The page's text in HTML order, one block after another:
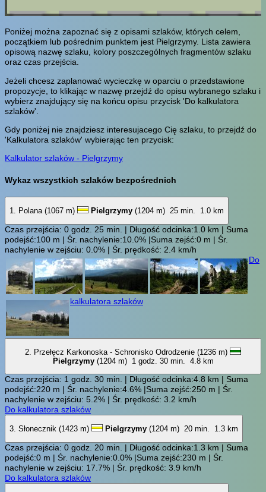
Poniżej można zapoznać się z opisami szlaków, których celem,
początkiem lub pośrednim punktem jest Pielgrzymy. Lista zawiera
opisową nazwę szlaku, kolory poszczególnych fragmentów szlaku
oraz czas przejścia.
Jeżeli chcesz zaplanować wycieczkę w oparciu o przedstawione
propozycje, to klikając w nazwę przejdź do opisu wybranego szlaku i
wybierz znajdujący się na końcu opisu przycisk 'Do kalkulatora
szlaków'.
Gdy poniżej nie znajdziesz interesujacego Cię szlaku, to przejdź do
'Kalkulatora szlaków' wybierając ten przycisk:
Kalkulator szlaków - Pielgrzymy
Wykaz wszystkich szlaków bezpośrednich
1. Polana (1067 m) Pielgrzymy (1204 m) 25 min. 1.0 km
Czas przejścia: 0 godz. 25 min. | Długość odcinka:1.0 km | Suma
podejść:100 m | Śr. nachylenie:10.0% |Suma zejść:0 m | Śr.
nachylenie w zejściu: 0.0% | Śr. prędkość: 2.4 km/h
Do
kalkulatora szlaków
2. Przełęcz Karkonoska - Schronisko Odrodzenie (1236 m)
Pielgrzymy(1204 m) 1 godz. 30 min. 4.8 km
Czas przejścia: 1 godz. 30 min. | Długość odcinka:4.8 km | Suma
podejść:220 m | Śr. nachylenie:4.6% |Suma zejść:250 m | Śr.
nachylenie w zejściu: 5.2% | Śr. prędkość: 3.2 km/h
Do kalkulatora szlaków
3. Słonecznik (1423 m) Pielgrzymy (1204 m) 20 min. 1.3 km
Czas przejścia: 0 godz. 20 min. | Długość odcinka:1.3 km | Suma
podejść:0 m | Śr. nachylenie:0.0% |Suma zejść:230 m | Śr.
nachylenie w zejściu: 17.7% | Śr. prędkość: 3.9 km/h
Do kalkulatora szlaków